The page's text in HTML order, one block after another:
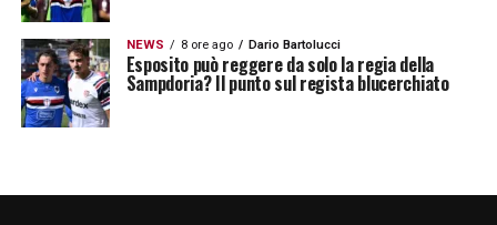
NEWS 8 ore ago Dario Bartolucci
Esposito può reggere da solo la regia della
Sampdoria? Il punto sul regista blucerchiato